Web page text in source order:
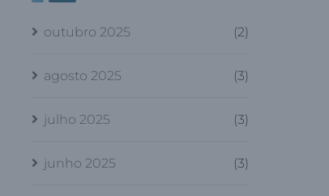
outubro 2025 (2)
agosto 2025 (3)
julho 2025 (3)
junho 2025 (3)